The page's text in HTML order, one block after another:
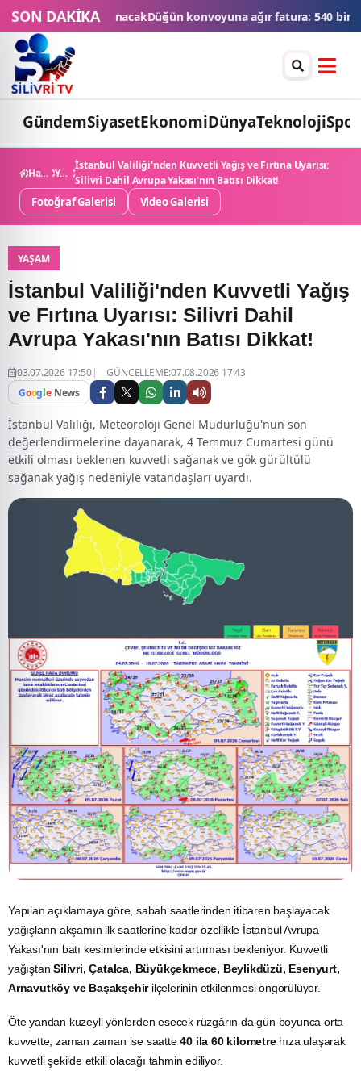
SON DAKİKA
ağır fatura: 540 bin lira ceza, 6 araç trafikten men edildi
GündemSiyasetEkonomiDünyaTeknolojiSpor
Haberler Yaşam
İstanbul Valiliği'nden Kuvvetli Yağış ve Fırtına Uyarısı:
Silivri Dahil Avrupa Yakası'nın Batısı Dikkat!
Fotoğraf Galerisi Video Galerisi
YAŞAM
İstanbul Valiliği'nden Kuvvetli Yağış
ve Fırtına Uyarısı: Silivri Dahil
Avrupa Yakası'nın Batısı Dikkat!
03.07.2026 17:50
GÜNCELLEME:07.08.2026 17:43
Google News
İstanbul Valiliği, Meteoroloji Genel Müdürlüğü'nün son
değerlendirmelerine dayanarak, 4 Temmuz Cumartesi günü
etkili olması beklenen kuvvetli sağanak ve gök gürültülü
sağanak yağış nedeniyle vatandaşları uyardı.
Yapılan açıklamaya göre, sabah saatlerinden itibaren başlayacak
yağışların akşamın ilk saatlerine kadar özellikle İstanbul Avrupa
Yakası'nın batı kesimlerinde etkisini artırması bekleniyor. Kuvvetli
yağıştanSilivri, Çatalca, Büyükçekmece, Beylikdüzü, Esenyurt,
Arnavutköy ve Başakşehirilçelerinin etkilenmesi öngörülüyor.
Öte yandan kuzeyli yönlerden esecek rüzgârın da gün boyunca orta
kuvvette, zaman zaman ise saatte40 ila 60 kilometrehıza ulaşarak
kuvvetli şekilde etkili olacağı tahmin ediliyor.